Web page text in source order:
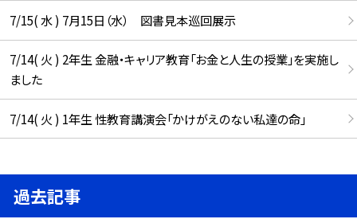
7/15( 水 ) 7月15日（水） 図書見本巡回展示
7/14( 火 ) 2年生 金融・キャリア教育「お金と人生の授業」を実施し
ました
7/14( 火 ) 1年生 性教育講演会「かけがえのない私達の命」
過去記事